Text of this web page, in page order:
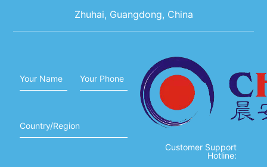
Zhuhai, Guangdong, China
Your Name Your Phone
Country/Region
Customer Support
Hotline: